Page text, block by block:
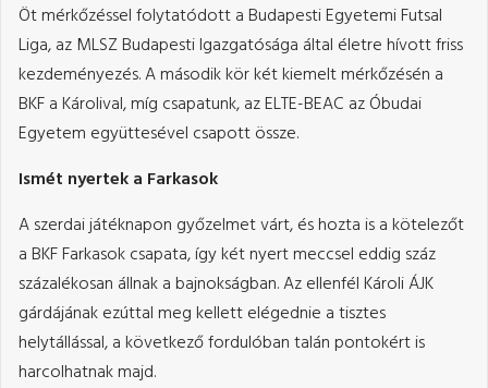
Öt mérkőzéssel folytatódott a Budapesti Egyetemi Futsal
Liga, az MLSZ Budapesti Igazgatósága által életre hívott friss
kezdeményezés. A második kör két kiemelt mérkőzésén a
BKF a Károlival, míg csapatunk, az ELTE-BEAC az Óbudai
Egyetem együttesével csapott össze.
Ismét nyertek a Farkasok
A szerdai játéknapon győzelmet várt, és hozta is a kötelezőt
a BKF Farkasok csapata, így két nyert meccsel eddig száz
százalékosan állnak a bajnokságban. Az ellenfél Károli ÁJK
gárdájának ezúttal meg kellett elégednie a tisztes
helytállással, a következő fordulóban talán pontokért is
harcolhatnak majd.